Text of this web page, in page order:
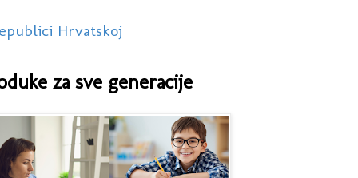
Hrvatskoj
za sve generacije